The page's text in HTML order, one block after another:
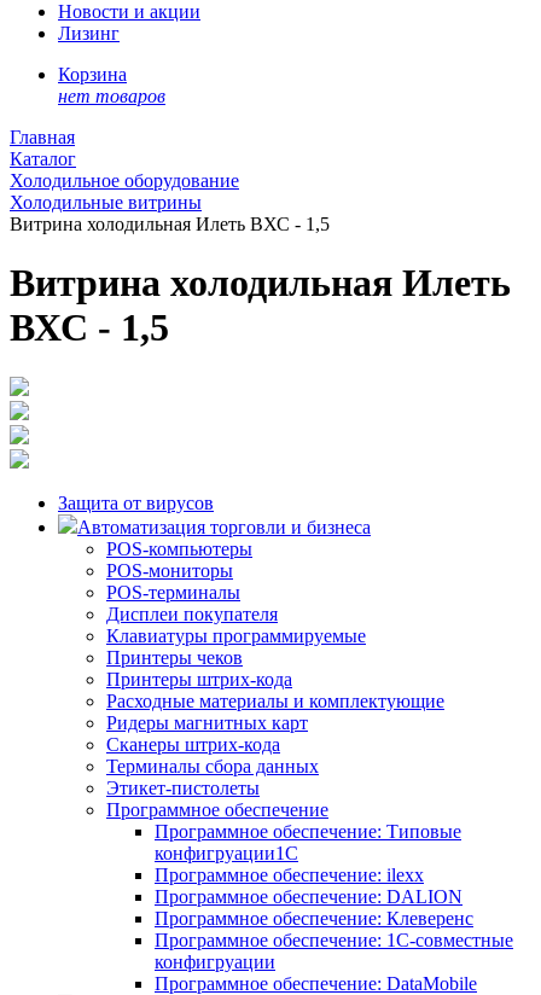
Новости и акции
Лизинг
Корзина
нет товаров
Главная
Каталог
Холодильное оборудование
Холодильные витрины
Витрина холодильная Илеть ВХС - 1,5
Витрина холодильная Илеть
ВХС - 1,5
Защита от вирусов
Автоматизация торговли и бизнеса
POS-компьютеры
POS-мониторы
POS-терминалы
Дисплеи покупателя
Клавиатуры программируемые
Принтеры чеков
Принтеры штрих-кода
Расходные материалы и комплектующие
Ридеры магнитных карт
Сканеры штрих-кода
Терминалы сбора данных
Этикет-пистолеты
Программное обеспечение
Программное обеспечение: Типовые
конфигруации1С
Программное обеспечение: ilexx
Программное обеспечение: DALION
Программное обеспечение: Клеверенс
Программное обеспечение: 1С-совместные
конфигруации
Программное обеспечение: DataMobile